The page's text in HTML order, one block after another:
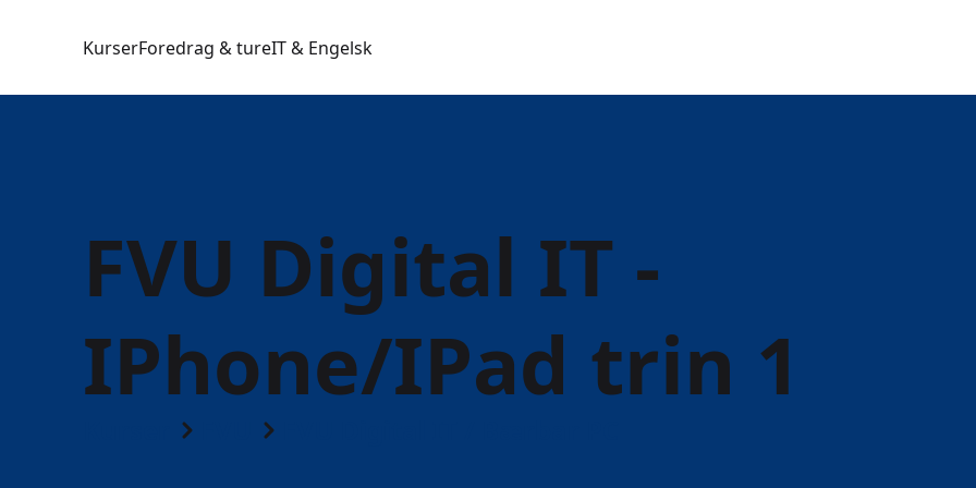
KurserForedrag & tureIT & Engelsk
FVU Digital IT -
IPhone/IPad trin 1